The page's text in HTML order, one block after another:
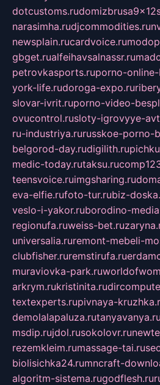
dotcustoms.ru
narasimha.rudjcommodities.ru
newsplain.rucardvoice.ru
gbget.rualfeihavsalnassr.ru
petrovkasports.ruporno-
york-life.rudoroga-expo.ru
slovar-ivrit.ruporno-video-
ovucontrol.rusloty-igrovyye-
ru-industriya.rurusskoe-porno-
belgorod-day.rudigilith.ru
medic-today.rutaksu.ru
teensvoice.ruimgsharing.ru
eva-elfie.rufoto-tur.rubiz-
veslo-i-yakor.ruborodino-
regionufa.ruweiss-bet.ru
universalia.ruremont-mebeli-
clubfisher.ruremstirufa.ru
muraviovka-park.ru
arkrym.rukristinita.ru
textexperts.rupivnaya-
demolalapaluza.rutanyavanya.ru
msdip.rujdol.rusokolovr.ru
rezemkleim.rumassage-tai.ru
biolisichka24.rumncraft-
algoritm-sistema.rugodflesh.ru